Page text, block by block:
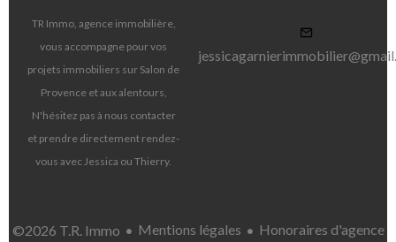
TR Immo, agence immobilière,
vous accompagne pour vos
projets immobiliers sur Salon de
Provence et aux alentours,
N'hésitez pas à nous contacter
et prendre directement rendez-
vous avec Jessica ou Thierry.
©2026 T.R. Immo Mentions légales
Honoraires d'agence